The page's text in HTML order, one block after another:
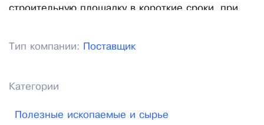
строительную площадку в короткие сроки, при
доставке. Мы не останавливаемся на
Тип компании: Поставщик
Категории
Полезные ископаемые и сырье